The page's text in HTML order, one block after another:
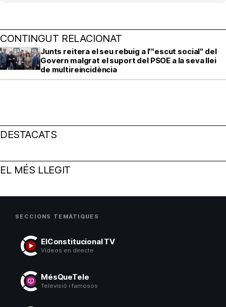
CONTINGUT RELACIONAT
Junts reitera el seu rebuig a l'"escut social" del
Govern malgrat el suport del PSOE a la seva llei
de multireincidència
DESTACATS
EL MÉS LLEGIT
SECCIONS TEMÀTIQUES
ElConstitucional TV
Vídeos en directe
MésQueTele
Televisió i famosos